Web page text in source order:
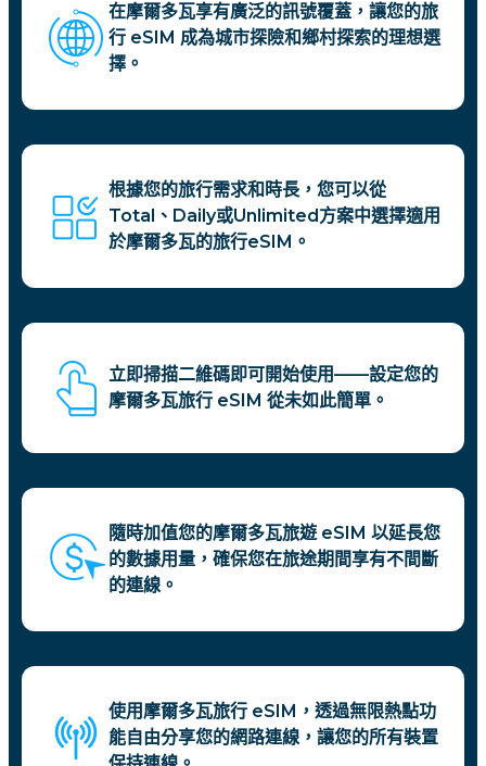
在摩爾多瓦享有廣泛的訊號覆蓋，讓您的旅
行 eSIM 成為城市探險和鄉村探索的理想選
擇。
根據您的旅行需求和時長，您可以從
Total、Daily或Unlimited方案中選擇適用
於摩爾多瓦的旅行eSIM。
立即掃描二維碼即可開始使用——設定您的
摩爾多瓦旅行 eSIM 從未如此簡單。
隨時加值您的摩爾多瓦旅遊 eSIM 以延長您
的數據用量，確保您在旅途期間享有不間斷
的連線。
使用摩爾多瓦旅行 eSIM，透過無限熱點功
能自由分享您的網路連線，讓您的所有裝置